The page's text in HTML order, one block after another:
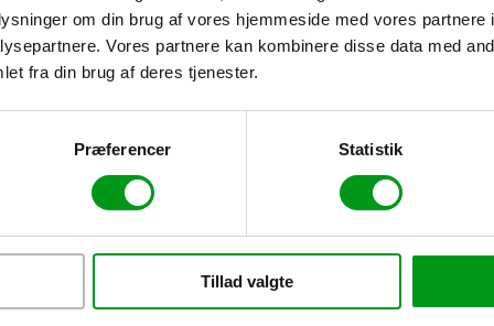
om din brug af vores hjemmeside med vores partnere
Vores partnere kan kombinere disse data med
fra din brug af deres tjenester.
Præferencer Statistik
Tillad valgte